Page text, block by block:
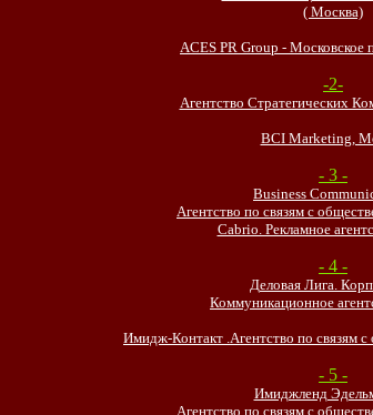
( Москва)
ACES PR Group - Московское
-2-
Агентство Cтратегических
BCI Marketing,
- 3 -
Business
Агентство по связям с
Cabrio. Рекламное
- 4 -
Деловая Лига.
Коммуникационное
Имидж-Контакт .Агентство по связям
- 5 -
Имиджленд
Агентство по связям с